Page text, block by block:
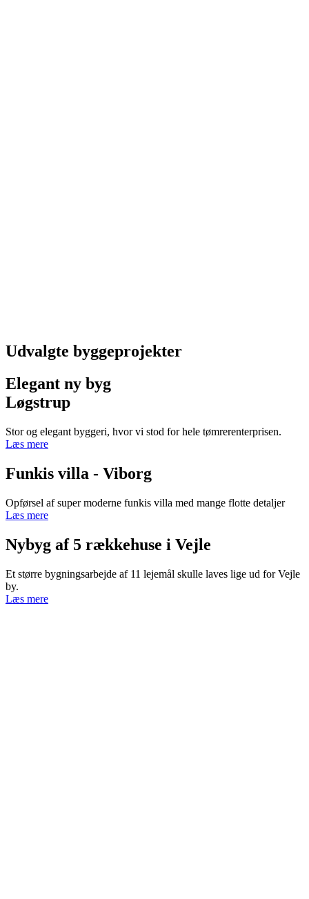
Udvalgte byggeprojekter
Elegant ny byg
Løgstrup
Stor og elegant byggeri, hvor vi stod for hele tømrerenterprisen.
Læs mere
Funkis villa - Viborg
Opførsel af super moderne funkis villa med mange flotte detaljer
Læs mere
Nybyg af 5 rækkehuse i Vejle
Et større bygningsarbejde af 11 lejemål skulle laves lige ud for Vejle
by.
Læs mere